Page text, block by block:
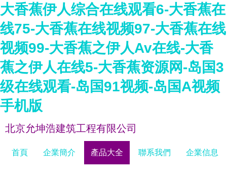
大香蕉伊人综合在线观看6-大香蕉在
线75-大香蕉在线视频97-大香蕉在线
视频99-大香蕉之伊人Av在线-大香
蕉之伊人在线5-大香蕉资源网-岛国3
级在线观看-岛国91视频-岛国A视频
手机版
北京允坤浩建筑工程有限公司
首頁 企業簡介 產品大全 聯系我們 企業信息